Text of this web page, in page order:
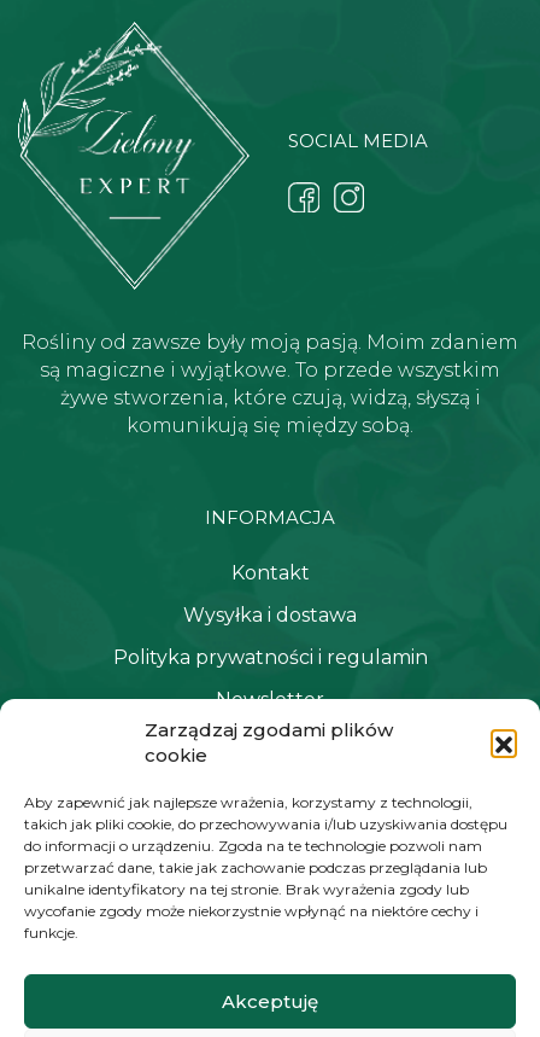
Zarządzaj zgodami plików
cookie
Aby zapewnić jak najlepsze wrażenia, korzystamy z technologii,
takich jak pliki cookie, do przechowywania i/lub uzyskiwania dostępu
do informacji o urządzeniu. Zgoda na te technologie pozwoli nam
przetwarzać dane, takie jak zachowanie podczas przeglądania lub
unikalne identyfikatory na tej stronie. Brak wyrażenia zgody lub
wycofanie zgody może niekorzystnie wpłynąć na niektóre cechy i
funkcje.
Akceptuję
SOCIAL MEDIA
Rośliny od zawsze były moją pasją. Moim zdaniem
są magiczne i wyjątkowe. To przede wszystkim
żywe stworzenia, które czują, widzą, słyszą i
komunikują się między sobą.
INFORMACJA
Kontakt
Wysyłka i dostawa
Polityka prywatności i regulamin
Newsletter
Moje konto
Koszyk
Moje zamówienia
KONTAKT